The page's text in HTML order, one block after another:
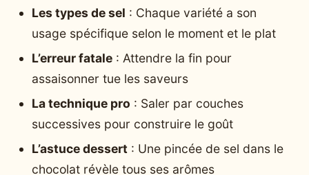
Les types de sel : Chaque variété a son
usage spécifique selon le moment et le plat
L’erreur fatale : Attendre la fin pour
assaisonner tue les saveurs
La technique pro : Saler par couches
successives pour construire le goût
L’astuce dessert : Une pincée de sel dans le
chocolat révèle tous ses arômes